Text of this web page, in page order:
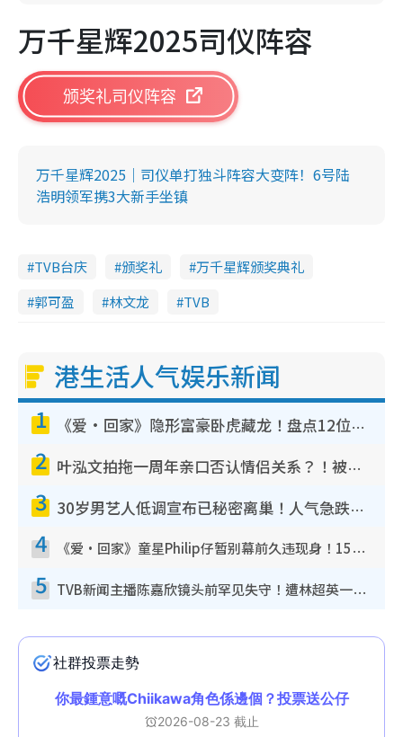
万千星辉2025司仪阵容
颁奖礼司仪阵容
万千星辉2025｜司仪单打独斗阵容大变阵！6号陆
浩明领军携3大新手坐镇
TVB台庆 颁奖礼
万千星辉颁奖典礼
郭可盈
林文龙 TVB
港生活人气娱乐新闻
1 《爱·回家》隐形富豪卧虎藏龙！盘点12位财气逼人的有钱艺人：这位美女3亿身家不愁做
2 叶泓文拍拖一周年亲口否认情侣关系？！被质疑感情造假竟称GM“普通同事”
3 30岁男艺人低调宣布已秘密离巢！人气急跌变失踪人口：“这几年过得并不容易”
4 《爱·回家》童星Philip仔暂别幕前久违现身！15岁近况暴风成长长高变帅气少年
5 TVB新闻主播陈嘉欣镜头前罕见失守！遭林超英一句话突袭吓坏当场大笑